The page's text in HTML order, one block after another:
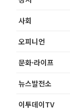
사회
오피니언
문화·라이프
뉴스발전소
이투데이TV